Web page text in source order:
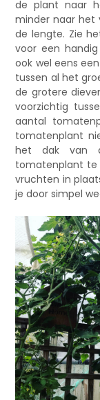
de plant naar
minder naar het
de lengte. Zie
voor een
ook wel eens
tussen al het
de grotere
voorzichtig
aantal
tomatenplant
het dak van
tomatenplant te
vruchten in
je door simpel